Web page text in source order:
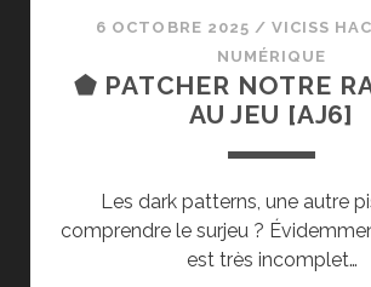
6 OCTOBRE 2025 / VICISS
NUMÉRIQUE
⬟ PATCHER NOTRE
AU JEU [AJ6]
Les dark patterns, une autre
comprendre le surjeu ?
est très incomplet…